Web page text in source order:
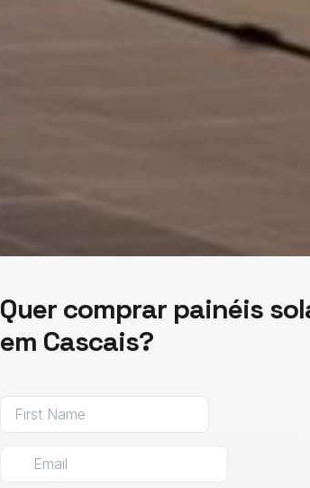
Quer comprar painéis
em Cascais?